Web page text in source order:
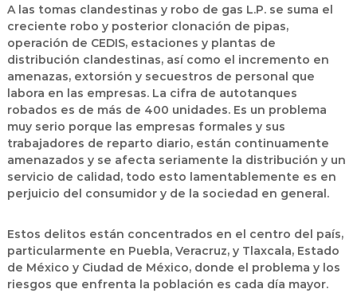
A las tomas clandestinas y robo de gas L.P. se suma el
creciente robo y posterior clonación de pipas,
operación de CEDIS, estaciones y plantas de
distribución clandestinas, así como el incremento en
amenazas, extorsión y secuestros de personal que
labora en las empresas. La cifra de autotanques
robados es de más de 400 unidades. Es un problema
muy serio porque las empresas formales y sus
trabajadores de reparto diario, están continuamente
amenazados y se afecta seriamente la distribución y un
servicio de calidad, todo esto lamentablemente es en
perjuicio del consumidor y de la sociedad en general.
Estos delitos están concentrados en el centro del país,
particularmente en Puebla, Veracruz, y Tlaxcala, Estado
de México y Ciudad de México, donde el problema y los
riesgos que enfrenta la población es cada día mayor.